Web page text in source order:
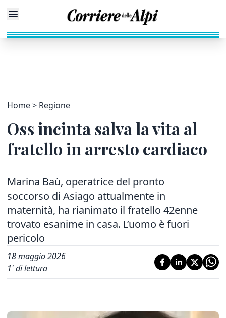
Home Regione
Oss incinta salva la vita al
fratello in arresto cardiaco
Marina Baù, operatrice del pronto
soccorso di Asiago attualmente in
maternità, ha rianimato il fratello 42enne
trovato esanime in casa. L’uomo è fuori
pericolo
18 maggio 2026
1' di lettura